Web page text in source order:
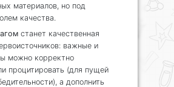
материалов, но под
качества.
станет качественная
важные и
можно корректно
процитировать (для пущей
а дополнить